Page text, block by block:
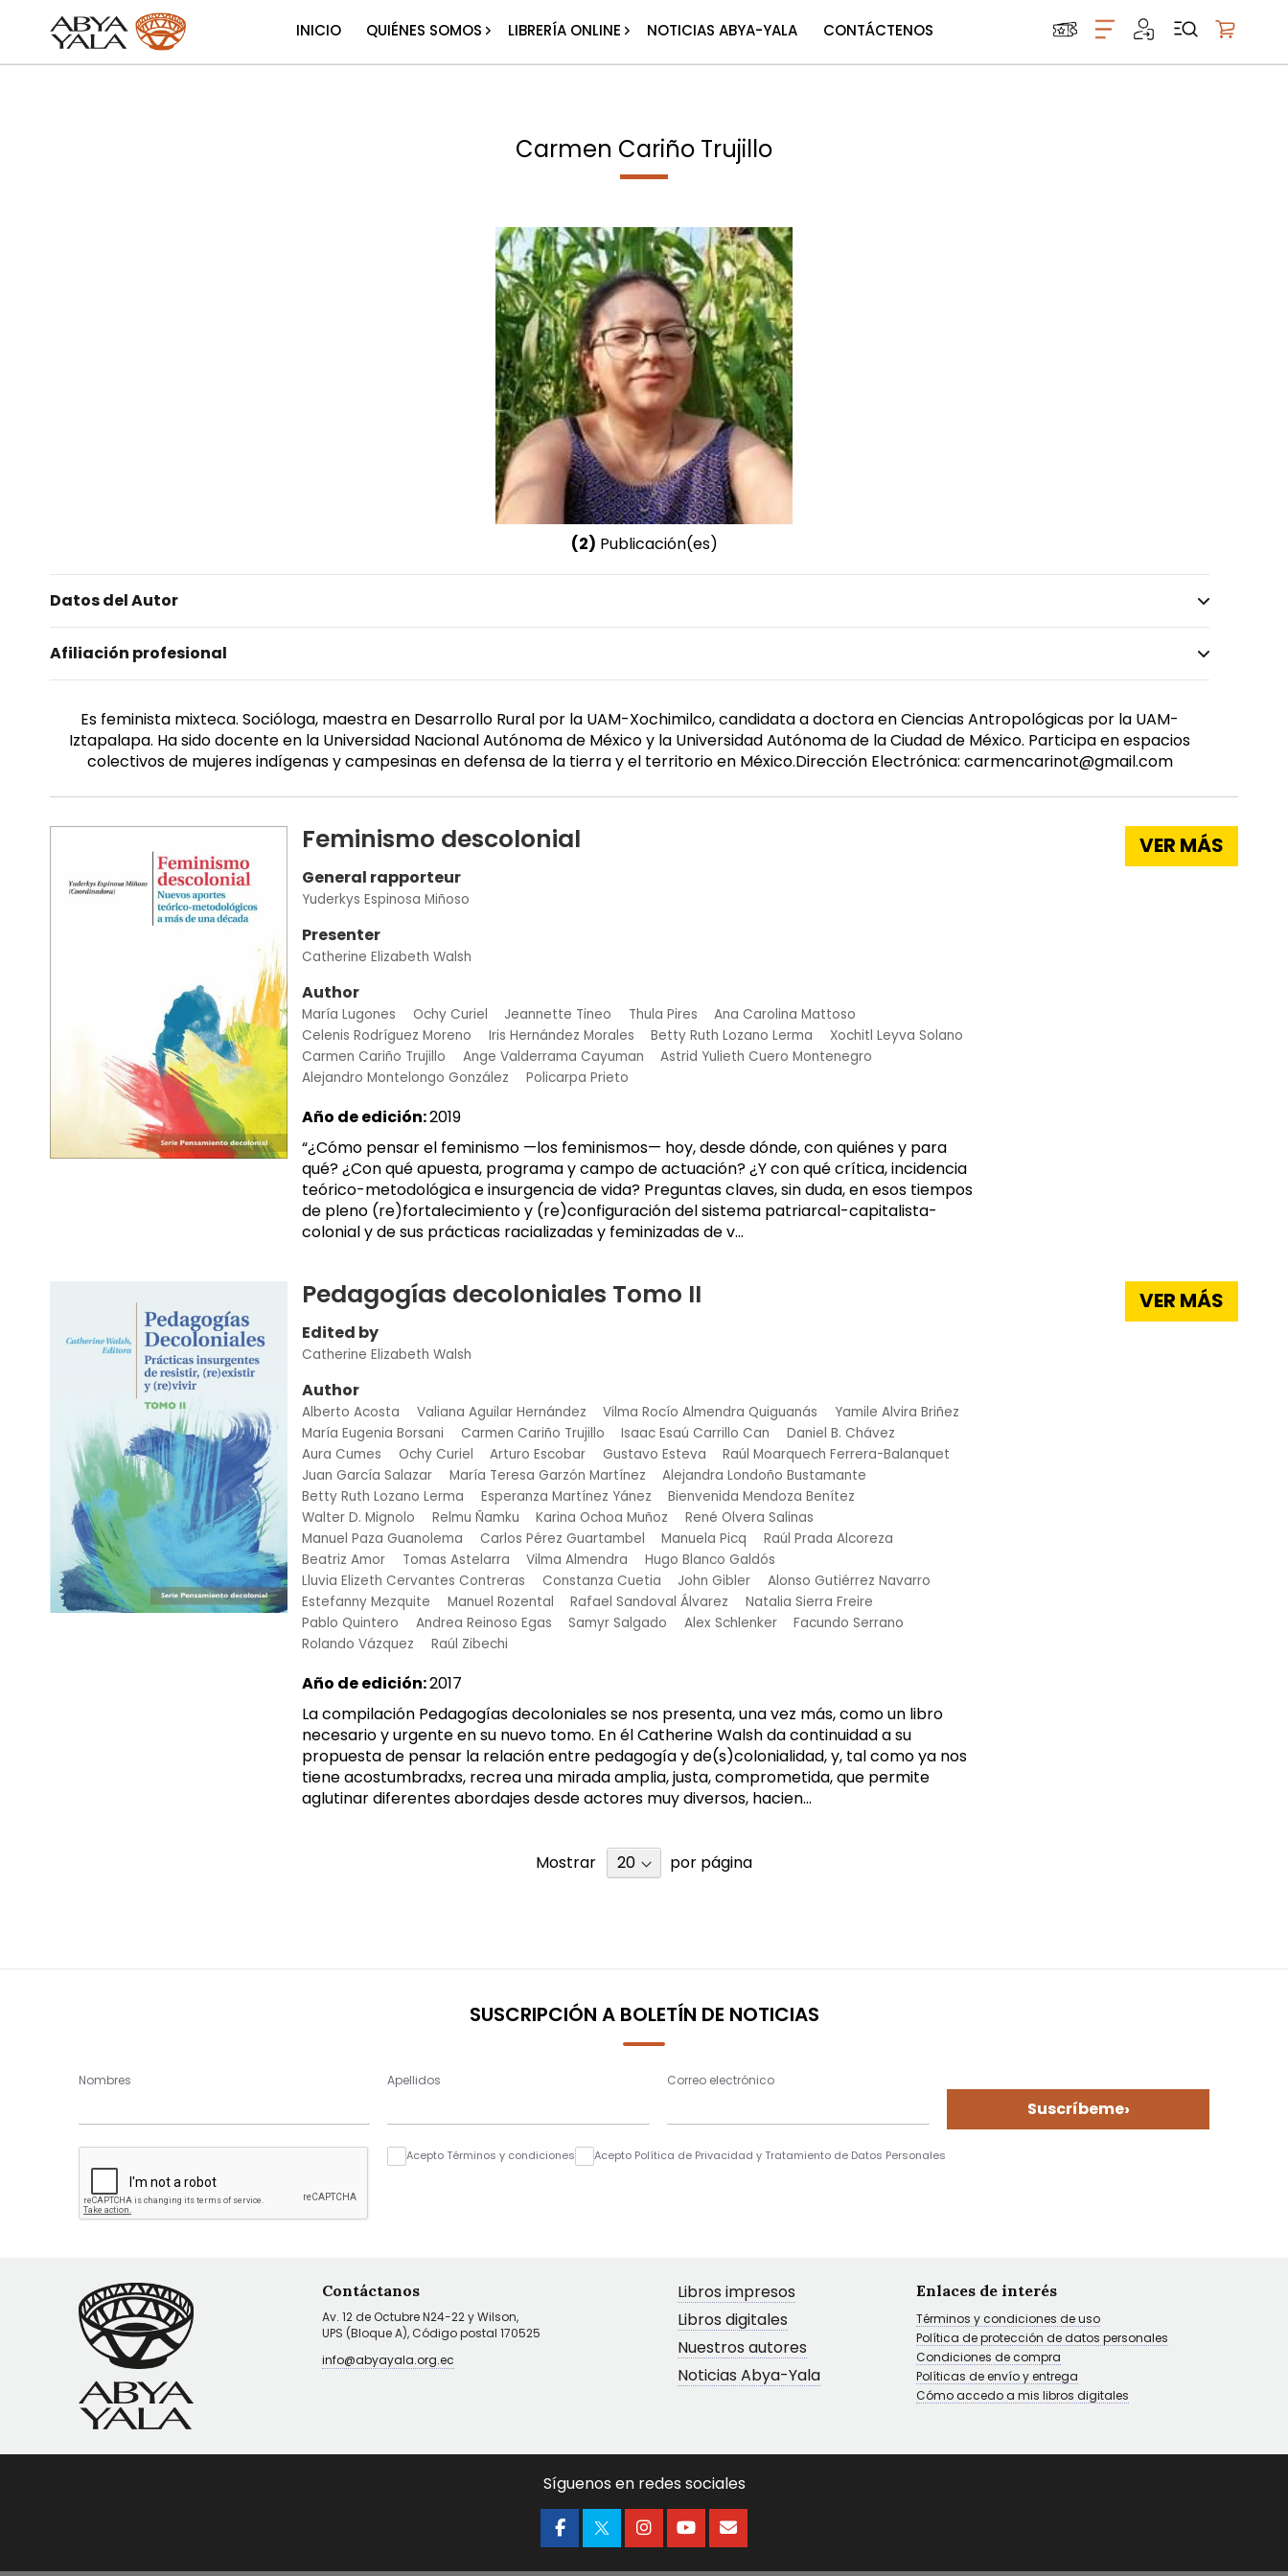
INICIO QUIÉNES SOMOS LIBRERÍA ONLINE NOTICIAS ABYA-YALA CONTÁCTENOS
Carmen Cariño Trujillo
(2) Publicación(es)
Datos del Autor
Afiliación profesional
Es feminista mixteca. Socióloga, maestra en Desarrollo Rural por la UAM-Xochimilco, candidata a doctora en Ciencias Antropológicas por la UAM-
Iztapalapa. Ha sido docente en la Universidad Nacional Autónoma de México y la Universidad Autónoma de la Ciudad de México. Participa en espacios
colectivos de mujeres indígenas y campesinas en defensa de la tierra y el territorio en México.Dirección Electrónica: carmencarinot@gmail.com
Feminismo descolonial
General rapporteur
Yuderkys Espinosa Miñoso
Presenter
Catherine Elizabeth Walsh
Author
María Lugones Ochy Curiel Jeannette Tineo Thula Pires
Ana Carolina Mattoso
Celenis Rodríguez Moreno
Iris Hernández Morales Betty Ruth Lozano Lerma
Xochitl Leyva Solano
Carmen Cariño Trujillo
Ange Valderrama Cayuman
Astrid Yulieth Cuero Montenegro
Alejandro Montelongo González
Policarpa Prieto
Año de edición:2019
“¿Cómo pensar el feminismo —los feminismos— hoy, desde dónde, con quiénes y para
qué? ¿Con qué apuesta, programa y campo de actuación? ¿Y con qué crítica, incidencia
teórico-metodológica e insurgencia de vida? Preguntas claves, sin duda, en esos tiempos
de pleno (re)fortalecimiento y (re)configuración del sistema patriarcal-capitalista-
colonial y de sus prácticas racializadas y feminizadas de v...
VER MÁS
Pedagogías decoloniales Tomo II
Edited by
Catherine Elizabeth Walsh
Author
Alberto Acosta Valiana Aguilar Hernández Vilma Rocío Almendra Quiguanás
Yamile Alvira Briñez
María Eugenia Borsani
Carmen Cariño Trujillo Isaac Esaú Carrillo Can
Daniel B. Chávez
Aura Cumes
Ochy Curiel Arturo Escobar Gustavo Esteva
Raúl Moarquech Ferrera-Balanquet
Juan García Salazar
María Teresa Garzón Martínez
Alejandra Londoño Bustamante
Betty Ruth Lozano Lerma
Esperanza Martínez Yánez
Bienvenida Mendoza Benítez
Walter D. Mignolo
Relmu Ñamku Karina Ochoa Muñoz
René Olvera Salinas
Manuel Paza Guanolema
Carlos Pérez Guartambel Manuela Picq
Raúl Prada Alcoreza
Beatriz Amor
Tomas Astelarra Vilma Almendra
Hugo Blanco Galdós
Lluvia Elizeth Cervantes Contreras
Constanza Cuetia John Gibler
Alonso Gutiérrez Navarro
Estefanny Mezquite
Manuel Rozental Rafael Sandoval Álvarez
Natalia Sierra Freire
Pablo Quintero
Andrea Reinoso Egas Samyr Salgado Alex Schlenker
Facundo Serrano
Rolando Vázquez
Raúl Zibechi
Año de edición:2017
La compilación Pedagogías decoloniales se nos presenta, una vez más, como un libro
necesario y urgente en su nuevo tomo. En él Catherine Walsh da continuidad a su
propuesta de pensar la relación entre pedagogía y de(s)colonialidad, y, tal como ya nos
tiene acostumbradxs, recrea una mirada amplia, justa, comprometida, que permite
aglutinar diferentes abordajes desde actores muy diversos, hacien...
VER MÁS
Mostrar por página
SUSCRIPCIÓN A BOLETÍN DE NOTICIAS
Nombres Apellidos Correo electrónico
Suscríbeme›
Acepto Términos y condiciones Acepto Política de Privacidad y Tratamiento de Datos Personales
Contáctanos
Av. 12 de Octubre N24-22 y Wilson,
UPS (Bloque A), Código postal 170525
info@abyayala.org.ec
Libros impresos
Libros digitales
Nuestros autores
Noticias Abya-Yala
Enlaces de interés
Términos y condiciones de uso
Política de protección de datos personales
Condiciones de compra
Políticas de envío y entrega
Cómo accedo a mis libros digitales
Síguenos en redes sociales